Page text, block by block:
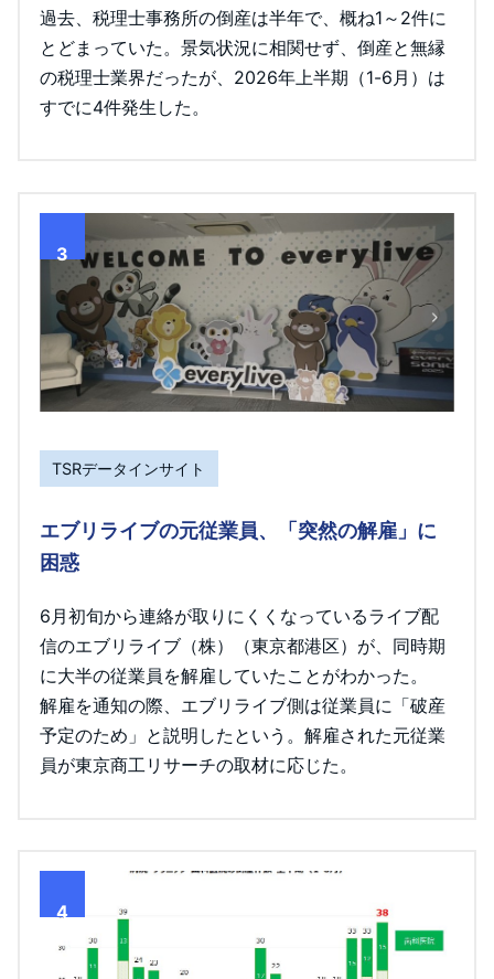
過去、税理士事務所の倒産は半年で、概ね1～2件に
とどまっていた。景気状況に相関せず、倒産と無縁
の税理士業界だったが、2026年上半期（1-6月）は
すでに4件発生した。
3
TSRデータインサイト
エブリライブの元従業員、「突然の解雇」に
困惑
6月初旬から連絡が取りにくくなっているライブ配
信のエブリライブ（株）（東京都港区）が、同時期
に大半の従業員を解雇していたことがわかった。
解雇を通知の際、エブリライブ側は従業員に「破産
予定のため」と説明したという。解雇された元従業
員が東京商工リサーチの取材に応じた。
4